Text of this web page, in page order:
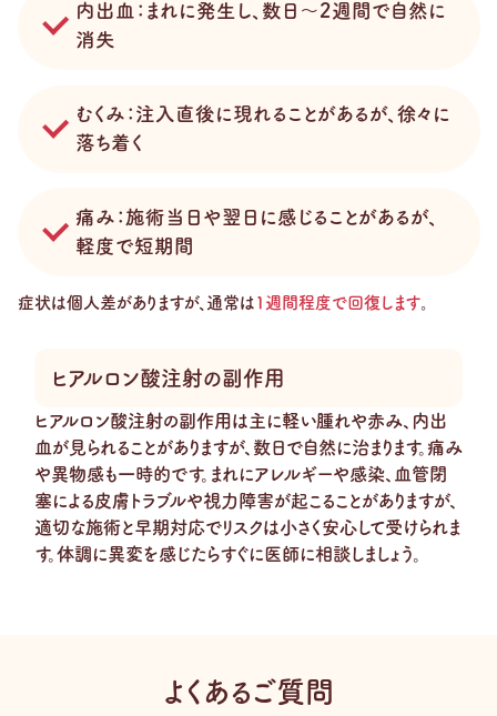
内出血：まれに発生し、数日～2週間で自然に
消失
むくみ：注入直後に現れることがあるが、徐々に
落ち着く
痛み：施術当日や翌日に感じることがあるが、
軽度で短期間
症状は個人差がありますが、通常は 1週間程度で回復します。
ヒアルロン酸注射の副作用
ヒアルロン酸注射の副作用は主に軽い腫れや赤み、内出
血が見られることがありますが、数日で自然に治まります。痛み
や異物感も一時的です。まれにアレルギーや感染、血管閉
塞による皮膚トラブルや視力障害が起こることがありますが、
適切な施術と早期対応でリスクは小さく安心して受けられま
す。体調に異変を感じたらすぐに医師に相談しましょう。
よくあるご質問